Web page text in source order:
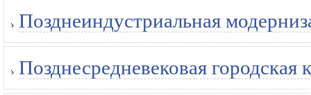
Позднеиндустриальная
Позднесредневековая городская